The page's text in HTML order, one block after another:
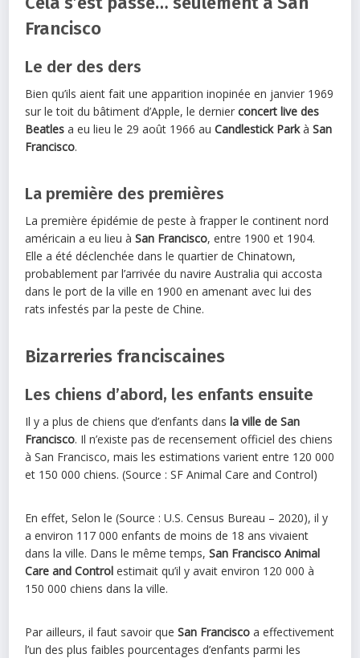
Francisco
Le der des ders
Bien qu’ils aient fait une apparition inopinée en janvier 1969
sur le toit du bâtiment d’Apple, le dernierconcert live des
Beatles a eu lieu le 29 août 1966 auCandlestick ParkàSan
Francisco.
La première des premières
La première épidémie de peste à frapper le continent nord
américain a eu lieu àSan Francisco, entre 1900 et 1904.
Elle a été déclenchée dans le quartier de Chinatown,
probablement par l’arrivée du navire Australia qui accosta
dans le port de la ville en 1900 en amenant avec lui des
rats infestés par la peste de Chine.
Bizarreries franciscaines
Les chiens d’abord, les enfants ensuite
Il y a plus de chiens que d’enfants dans la ville de San
Francisco. Il n’existe pas de recensement officiel des chiens
à San Francisco, mais les estimations varient entre 120 000
et 150 000 chiens. (Source : SF Animal Care and Control)
En effet, Selon le (Source : U.S. Census Bureau – 2020), il y
a environ 117 000 enfants de moins de 18 ans vivaient
dans la ville. Dans le même temps,San Francisco Animal
Care and Control estimait qu’il y avait environ 120 000 à
150 000 chiens dans la ville.
Par ailleurs, il faut savoir queSan Francisco a effectivement
l’un des plus faibles pourcentages d’enfants parmi les